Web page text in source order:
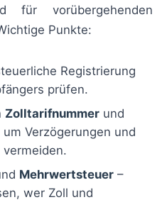
für vorübergehenden
Punkte:
Registrierung
prüfen.
Zolltarifnummer und
Verzögerungen und
Mehrwertsteuer –
wer Zoll und